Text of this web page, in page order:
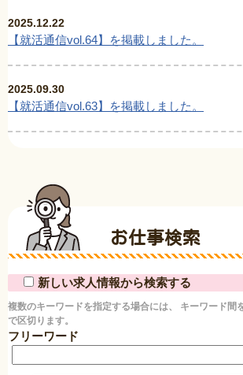
2025.12.22
【就活通信vol.64】を掲載しました。
2025.09.30
【就活通信vol.63】を掲載しました。
お仕事検索
新しい求人情報から検索する
複数のキーワードを指定する場合には、 キーワード間
で区切ります。
フリーワード